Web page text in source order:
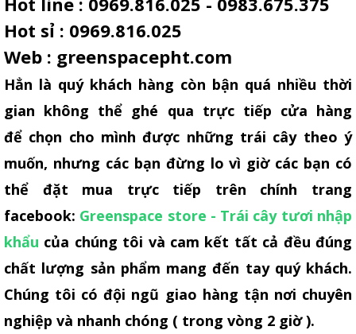
Hot sỉ : 0969.816.025
Web : greenspacepht.com
Hẳn là quý khách hàng còn bận quá nhiều thời
gian không thể ghé qua trực tiếp cửa hàng
để chọn cho mình được những trái cây theo ý
muốn, nhưng các bạn đừng lo vì giờ các bạn có
thể đặt mua trực tiếp trên chính trang
facebook: Greenspace store - Trái cây tươi nhập
khẩu của chúng tôi và cam kết tất cả đều đúng
chất lượng sản phẩm mang đến tay quý khách.
Chúng tôi có đội ngũ giao hàng tận nơi chuyên
nghiệp và nhanh chóng ( trong vòng 2 giờ ).